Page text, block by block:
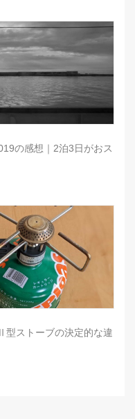
の感想｜2泊3日がおス
型ストーブの決定的な違